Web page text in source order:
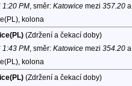
1:20 PM, směr: Katowicemezi 357.20a
kolona
(Zdržení a čekací doby)
1:43 PM, směr: Katowicemezi 354.20a
kolona
(Zdržení a čekací doby)